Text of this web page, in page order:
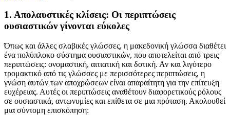
1. Απολαυστικές κλίσεις: Οι περιπτώσεις
ουσιαστικών γίνονται εύκολες
Όπως και άλλες σλαβικές γλώσσες, η μακεδονική γλώσσα διαθέτει
ένα πολύπλοκο σύστημα ουσιαστικών, που αποτελείται από τρεις
περιπτώσεις: ονομαστική, αιτιατική και δοτική. Αν και λιγότερο
τρομακτικό από τις γλώσσες με περισσότερες περιπτώσεις, η
γνώση αυτών των αποχρώσεων είναι απαραίτητη για την επίτευξη
ευχέρειας. Αυτές οι περιπτώσεις αναθέτουν διαφορετικούς ρόλους
σε ουσιαστικά, αντωνυμίες και επίθετα σε μια πρόταση. Ακολουθεί
μια σύντομη επισκόπηση: